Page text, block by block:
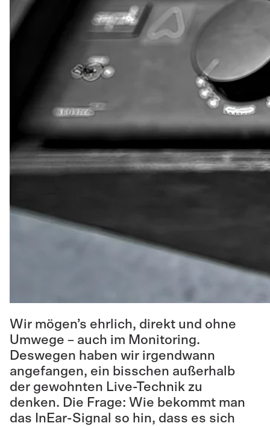
Wir mögen’s ehrlich, direkt und ohne
Umwege – auch im Monitoring.
Deswegen haben wir irgendwann
angefangen, ein bisschen außerhalb
der gewohnten Live-Technik zu
denken. Die Frage: Wie bekommt man
das InEar-Signal so hin, dass es sich